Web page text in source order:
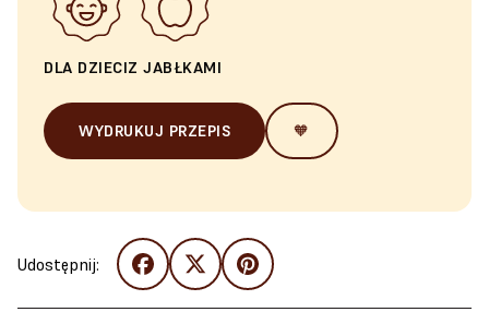
DLA DZIECIZ JABŁKAMI
WYDRUKUJ PRZEPIS 🧡
Udostępnij: